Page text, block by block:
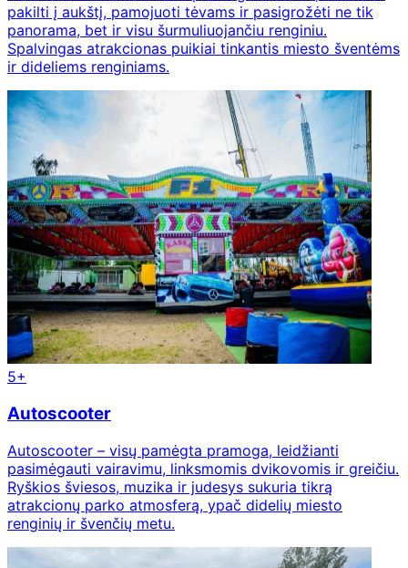
pakilti į aukštį, pamojuoti tėvams ir pasigrožėti ne tik
panorama, bet ir visu šurmuliuojančiu renginiu.
Spalvingas atrakcionas puikiai tinkantis miesto šventėms
ir dideliems renginiams.
5+
Autoscooter
Autoscooter – visų pamėgta pramoga, leidžianti
pasimėgauti vairavimu, linksmomis dvikovomis ir greičiu.
Ryškios šviesos, muzika ir judesys sukuria tikrą
atrakcionų parko atmosferą, ypač didelių miesto
renginių ir švenčių metu.